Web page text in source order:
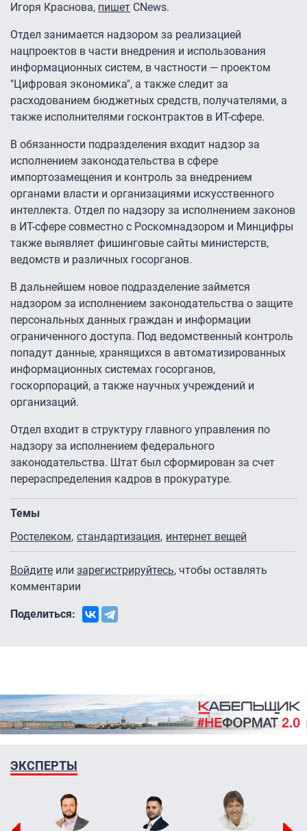
Игоря Краснова, пишет CNews.
Отдел занимается надзором за реализацией
нацпроектов в части внедрения и использования
информационных систем, в частности — проектом
"Цифровая экономика", а также следит за
расходованием бюджетных средств, получателями, а
также исполнителями госконтрактов в ИТ-сфере.
В обязанности подразделения входит надзор за
исполнением законодательства в сфере
импортозамещения и контроль за внедрением
органами власти и организациями искусственного
интеллекта. Отдел по надзору за исполнением законов
в ИТ-сфере совместно с Роскомнадзором и Минцифры
также выявляет фишинговые сайты министерств,
ведомств и различных госорганов.
В дальнейшем новое подразделение займется
надзором за исполнением законодательства о защите
персональных данных граждан и информации
ограниченного доступа. Под ведомственный контроль
попадут данные, хранящихся в автоматизированных
информационных системах госорганов,
госкорпораций, а также научных учреждений и
организаций.
Отдел входит в структуру главного управления по
надзору за исполнением федерального
законодательства. Штат был сформирован за счет
перераспределения кадров в прокуратуре.
Темы
Ростелеком стандартизация интернет вещей
Войдите или зарегистрируйтесь, чтобы оставлять
комментарии
Поделиться:
ЭКСПЕРТЫ